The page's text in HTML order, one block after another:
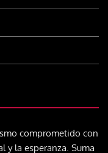
comprometido con
y la esperanza. Suma